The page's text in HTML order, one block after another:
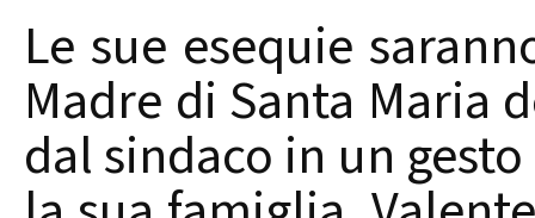
Le sue esequie
Madre di Santa Maria
dal sindaco in un